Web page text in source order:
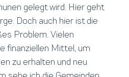
gelegt wird. Hier geht
Doch auch hier ist die
Problem. Vielen
finanziellen Mittel, um
zu erhalten und neu